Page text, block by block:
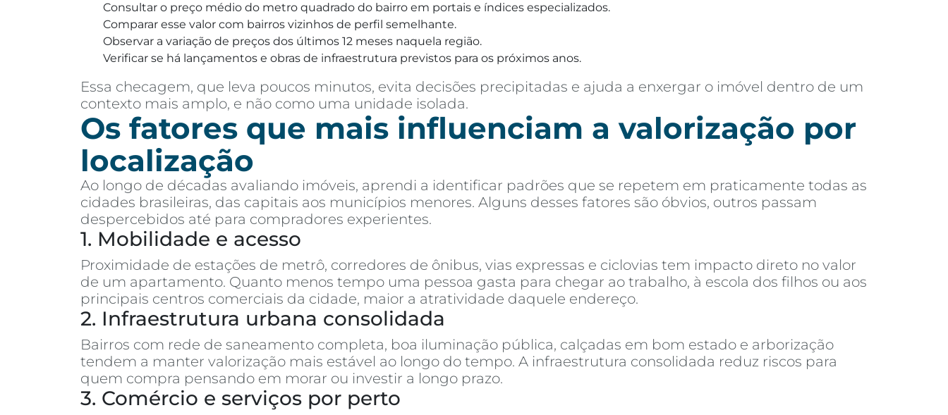
Consultar o preço médio do metro quadrado do bairro em portais e índices especializados.
Comparar esse valor com bairros vizinhos de perfil semelhante.
Observar a variação de preços dos últimos 12 meses naquela região.
Verificar se há lançamentos e obras de infraestrutura previstos para os próximos anos.
Essa checagem, que leva poucos minutos, evita decisões precipitadas e ajuda a enxergar o imóvel dentro de um
contexto mais amplo, e não como uma unidade isolada.
Os fatores que mais influenciam a valorização por
localização
Ao longo de décadas avaliando imóveis, aprendi a identificar padrões que se repetem em praticamente todas as
cidades brasileiras, das capitais aos municípios menores. Alguns desses fatores são óbvios, outros passam
despercebidos até para compradores experientes.
1. Mobilidade e acesso
Proximidade de estações de metrô, corredores de ônibus, vias expressas e ciclovias tem impacto direto no valor
de um apartamento. Quanto menos tempo uma pessoa gasta para chegar ao trabalho, à escola dos filhos ou aos
principais centros comerciais da cidade, maior a atratividade daquele endereço.
2. Infraestrutura urbana consolidada
Bairros com rede de saneamento completa, boa iluminação pública, calçadas em bom estado e arborização
tendem a manter valorização mais estável ao longo do tempo. A infraestrutura consolidada reduz riscos para
quem compra pensando em morar ou investir a longo prazo.
3. Comércio e serviços por perto